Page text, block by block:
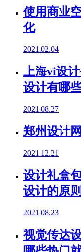
使用商业
化
2021.02.04
上海vi设
设计有哪
2021.08.27
郑州设计
2021.12.21
设计礼盒
设计的原
2021.08.23
视觉传达